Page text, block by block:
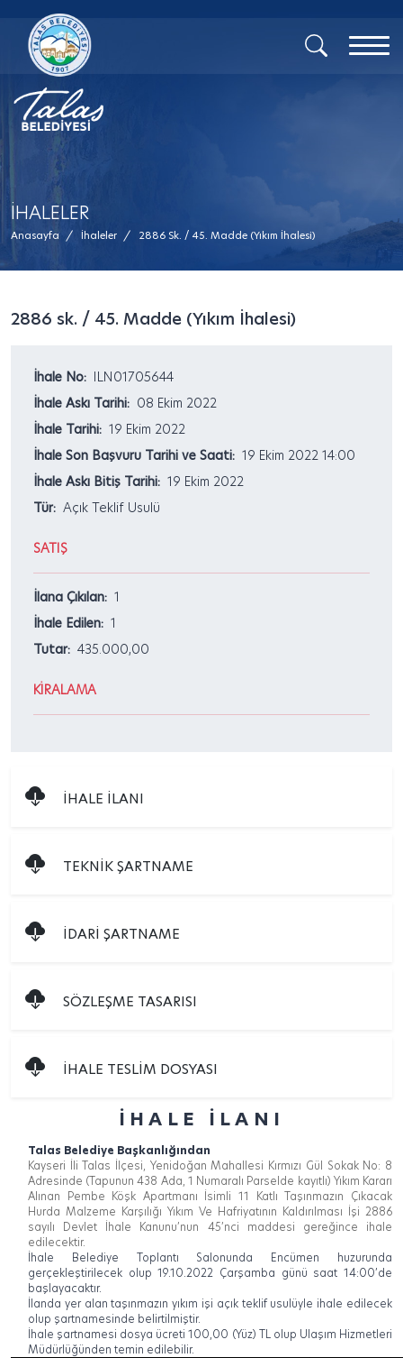
İHALELER
Anasayfa / İhaleler / 2886 Sk. / 45. Madde (Yıkım İhalesi)
2886 sk. / 45. Madde (Yıkım İhalesi)
İhale No: ILN01705644
İhale Askı Tarihi: 08 Ekim 2022
İhale Tarihi: 19 Ekim 2022
İhale Son Başvuru Tarihi ve Saati: 19 Ekim 2022 14:00
İhale Askı Bitiş Tarihi: 19 Ekim 2022
Tür: Açık Teklif Usulü
SATIŞ
İlana Çıkılan: 1
İhale Edilen: 1
Tutar: 435.000,00
KİRALAMA
İHALE İLANI
TEKNİK ŞARTNAME
İDARİ ŞARTNAME
SÖZLEŞME TASARISI
İHALE TESLİM DOSYASI
İHALE İLANI
Talas Belediye Başkanlığından
Kayseri İli Talas İlçesi, Yenidoğan Mahallesi Kırmızı Gül Sokak No: 8
Adresinde (Tapunun 438 Ada, 1 Numaralı Parselde kayıtlı) Yıkım Kararı
Alınan Pembe Köşk Apartmanı İsimli 11 Katlı Taşınmazın Çıkacak
Hurda Malzeme Karşılığı Yıkım Ve Hafriyatının Kaldırılması İşi 2886
sayılı Devlet İhale Kanunu’nun 45’nci maddesi gereğince ihale
edilecektir.
İhale Belediye Toplantı Salonunda Encümen huzurunda
gerçekleştirilecek olup 19.10.2022 Çarşamba günü saat 14:00’de
başlayacaktır.
İlanda yer alan taşınmazın yıkım işi açık teklif usulüyle ihale edilecek
olup şartnamesinde belirtilmiştir.
İhale şartnamesi dosya ücreti 100,00 (Yüz) TL olup Ulaşım Hizmetleri
Müdürlüğünden temin edilebilir.